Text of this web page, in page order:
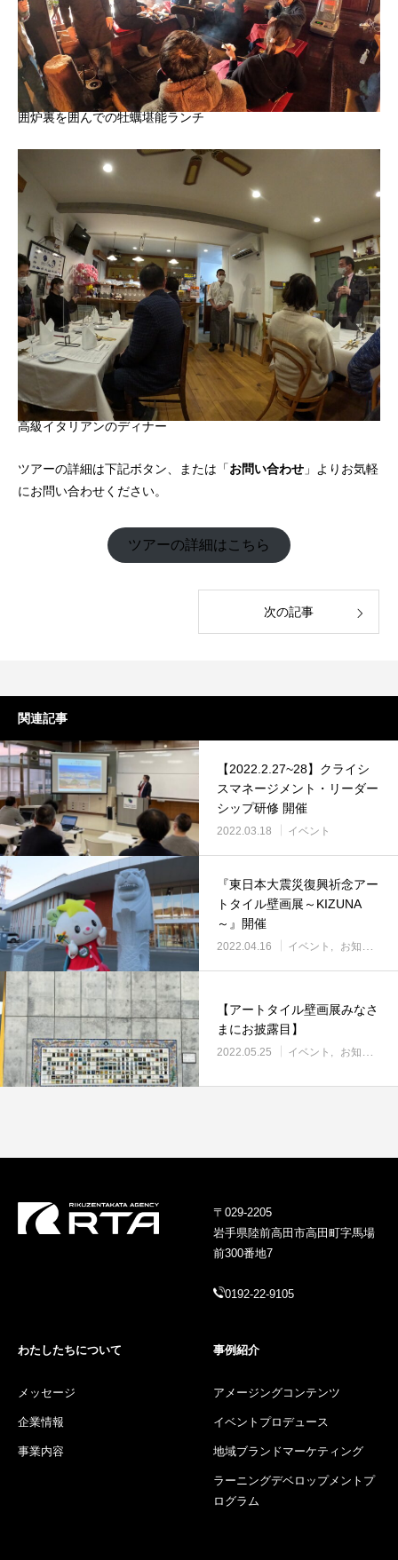
囲炉裏を囲んでの牡蠣堪能ランチ
高級イタリアンのディナー
ツアーの詳細は下記ボタン、または「 お問い合わせ 」よりお気軽
にお問い合わせください。
ツアーの詳細はこちら
次の記事
関連記事
【2022.2.27~28】クライシ
スマネージメント・リーダー
シップ研修 開催
2022.03.18 イベント
『東日本大震災復興祈念アー
トタイル壁画展～KIZUNA
～』開催
2022.04.16 イベント お知らせ
【アートタイル壁画展みなさ
まにお披露目】
2022.05.25 イベント お知らせ
〒029-2205
岩手県陸前高田市高田町字馬場
前300番地7
0192-22-9105
わたしたちについて
メッセージ
企業情報
事業内容
事例紹介
アメージングコンテンツ
イベントプロデュース
地域ブランドマーケティング
ラーニングデベロップメントプ
ログラム